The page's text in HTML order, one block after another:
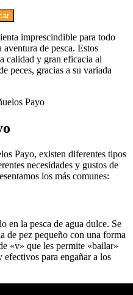
imprescindible para todo
de pesca. Estos
calidad y gran eficacia al
peces, gracias a su variada
Payo
Payo, existen diferentes tipos
necesidades y gustos de
los más comunes:
en la pesca de agua dulce. Se
de pez pequeño con una forma
«v» que les permite «bailar»
para engañar a los